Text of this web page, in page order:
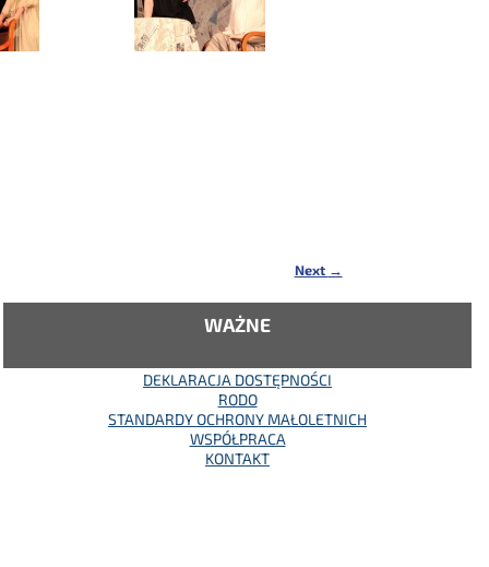
Next →
WAŻNE
DEKLARACJA DOSTĘPNOŚCI
RODO
STANDARDY OCHRONY MAŁOLETNICH
WSPÓŁPRACA
KONTAKT